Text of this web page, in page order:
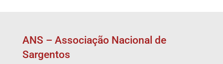
ANS – Associação Nacional de
Sargentos